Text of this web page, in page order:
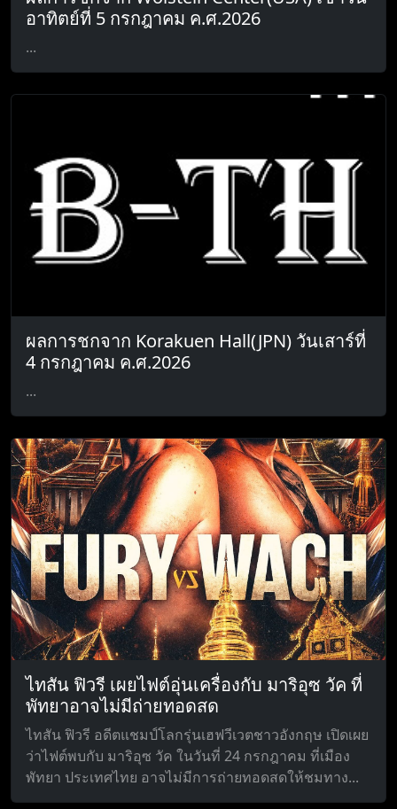
อาทิตย์ที่ 5 กรกฎาคม ค.ศ.2026
...
ผลการชกจาก Korakuen Hall(JPN) วันเสาร์ที่
4 กรกฎาคม ค.ศ.2026
...
ไทสัน ฟิวรี เผยไฟต์อุ่นเครื่องกับ มาริอุซ วัค ที่
พัทยาอาจไม่มีถ่ายทอดสด
ไทสัน ฟิวรี อดีตแชมป์โลกรุ่นเฮฟวีเวตชาวอังกฤษ เปิดเผย
ว่าไฟต์พบกับ มาริอุซ วัค ในวันที่ 24 กรกฎาคม ที่เมือง
พัทยา ประเทศไทย อาจไม่มีการถ่ายทอดสดให้ชมทาง...